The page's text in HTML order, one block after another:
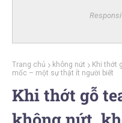
Trang chủ không nứt
Khi thớt
mốc – một sự thật ít người biết
Khi thớt gỗ